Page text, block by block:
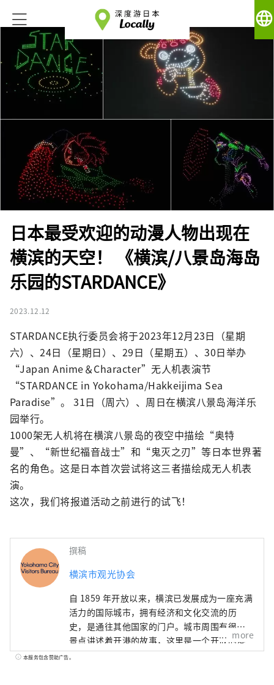
language
日本最受欢迎的动漫人物出现在
横滨的天空！ 《横滨/八景岛海岛
乐园的STARDANCE》
2023.12.12
STARDANCE执行委员会将于2023年12月23日（星期
六）、24日（星期日）、29日（星期五）、30日举办
“Japan Anime＆Character”无人机表演节
“STARDANCE in Yokohama/Hakkeijima Sea
Paradise”。 31日（周六）、周日在横滨八景岛海洋乐
园举行。
1000架无人机将在横滨八景岛的夜空中描绘“奥特
曼”、“新世纪福音战士”和“鬼灭之刃”等日本世界著
名的角色。这是日本首次尝试将这三者描绘成无人机表
演。
这次，我们将报道活动之前进行的试飞！
撰稿
横滨市观光协会
自 1859 年开放以来，横滨已发展成为一座充满
活力的国际城市，拥有经济和文化交流的历
史，是通往其他国家的门户。城市周围有很多
景点讲述着开港的故事，这里是一个开放的港
口城镇，至今仍有许多外国客船来来往往。它
more
本服务包含赞助广告。